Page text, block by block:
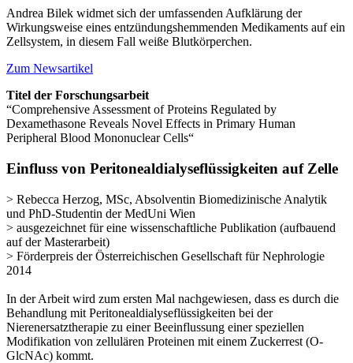
Andrea Bilek widmet sich der umfassenden Aufklärung der
Wirkungsweise eines entzündungshemmenden Medikaments auf ein
Zellsystem, in diesem Fall weiße Blutkörperchen.
Zum Newsartikel
Titel der Forschungsarbeit
“Comprehensive Assessment of Proteins Regulated by
Dexamethasone Reveals Novel Effects in Primary Human
Peripheral Blood Mononuclear Cells“
Einfluss von Peritonealdialyseflüssigkeiten auf Zelle
> Rebecca Herzog, MSc, Absolventin Biomedizinische Analytik
und PhD-Studentin der MedUni Wien
> ausgezeichnet für eine wissenschaftliche Publikation (aufbauend
auf der Masterarbeit)
> Förderpreis der Österreichischen Gesellschaft für Nephrologie
2014
In der Arbeit wird zum ersten Mal nachgewiesen, dass es durch die
Behandlung mit Peritonealdialyseflüssigkeiten bei der
Nierenersatztherapie zu einer Beeinflussung einer speziellen
Modifikation von zellulären Proteinen mit einem Zuckerrest (O-
GlcNAc) kommt.